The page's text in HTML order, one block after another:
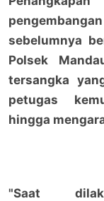
sebelumnya
Polsek
tersangka
petugas
hingga
"Saat